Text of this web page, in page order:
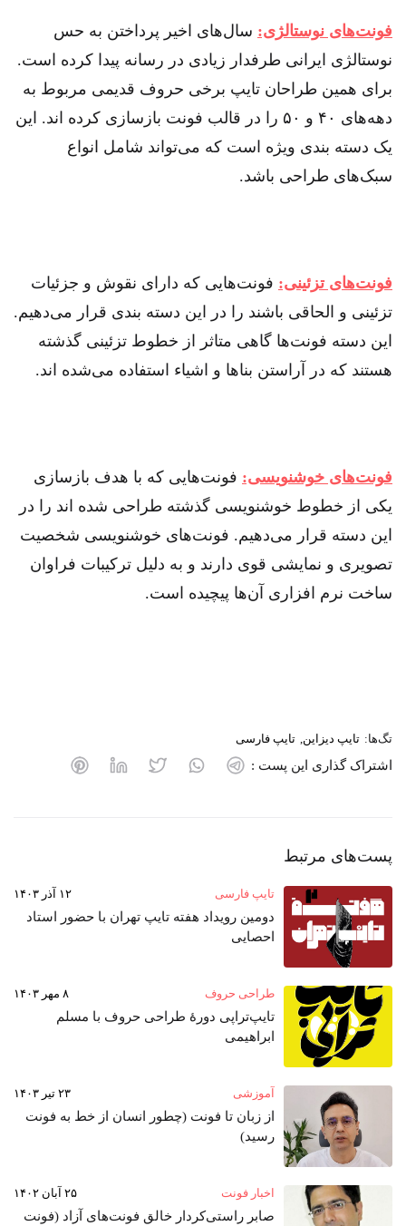
فونت‌های نوستالژی: سال‌های اخیر پرداختن به حس
نوستالژی ایرانی طرفدار زیادی در رسانه پیدا کرده است.
برای همین طراحان تایپ برخی حروف قدیمی مربوط به
دهه‌های ۴۰ و ۵۰ را در قالب فونت بازسازی کرده اند. این
یک دسته بندی ویژه است که می‌تواند شامل انواع
سبک‌های طراحی باشد.
فونت‌های تزئینی: فونت‌هایی که دارای نقوش و جزئیات
تزئینی و الحاقی باشند را در این دسته بندی قرار می‌دهیم.
این دسته فونت‌ها گاهی متاثر از خطوط تزئینی گذشته
هستند که در آراستن بنا‌ها و اشیاء استفاده می‌شده اند.
فونت‌های خوشنویسی: فونت‌هایی که با هدف بازسازی
یکی از خطوط خوشنویسی گذشته طراحی شده اند را در
این دسته قرار می‌دهیم. فونت‌های خوشنویسی شخصیت
تصویری و نمایشی قوی دارند و به دلیل ترکیبات فراوان
ساخت نرم افزاری آن‌ها پیچیده‌ است.
تگ‌ها: تایپ دیزاین تایپ فارسی
اشتراک گذاری این پست :
پست‌های مرتبط
تایپ فارسی ۱۲ آذر ۱۴۰۳
دومین رویداد هفته‌ تایپ تهران با حضور استاد
احصایی
طراحی حروف ۸ مهر ۱۴۰۳
تایپ‌تراپی دورهٔ طراحی حروف با مسلم
ابراهیمی
آموزشی ۲۳ تیر ۱۴۰۳
از زبان تا فونت (چطور انسان از خط به فونت‌
رسید)
اخبار فونت ۲۵ آبان ۱۴۰۲
صابر راستی‌کردار خالق فونت‌های آزاد (فونت